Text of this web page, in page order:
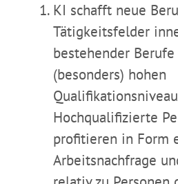
KI schafft neue
Tätigkeitsfelder
bestehender
(besonders) hohen
Hochqualifizierte
profitieren in Form
Arbeitsnachfrage